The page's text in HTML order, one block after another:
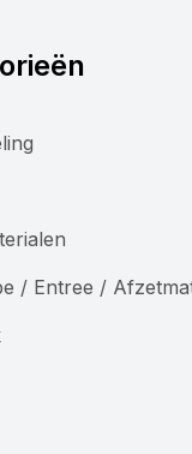
/ Entree /